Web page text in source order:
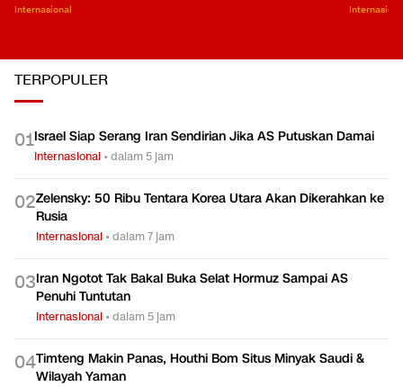
Internasional
TERPOPULER
01Israel Siap Serang Iran Sendirian Jika AS Putuskan Damai
Internasional •dalam 5 jam
02Zelensky: 50 Ribu Tentara Korea Utara Akan Dikerahkan ke
Rusia
Internasional •dalam 7 jam
03Iran Ngotot Tak Bakal Buka Selat Hormuz Sampai AS
Penuhi Tuntutan
Internasional •dalam 5 jam
04Timteng Makin Panas, Houthi Bom Situs Minyak Saudi &
Wilayah Yaman